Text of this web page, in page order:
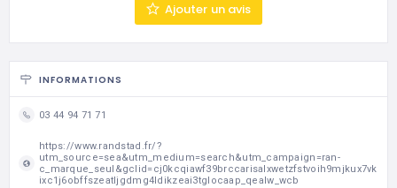
Ajouter un avis
INFORMATIONS
03 44 94 71 71
https://www.randstad.fr/?
utm_source=sea&utm_medium=search&utm_campaign=ran-
c_marque_seul&gclid=cj0kcqiawf39brccarisalxwetzfstvoih9mjkux7vk
ixc1j6obffszeatljgdmg4ldikzeai3tglocaap_qealw_wcb